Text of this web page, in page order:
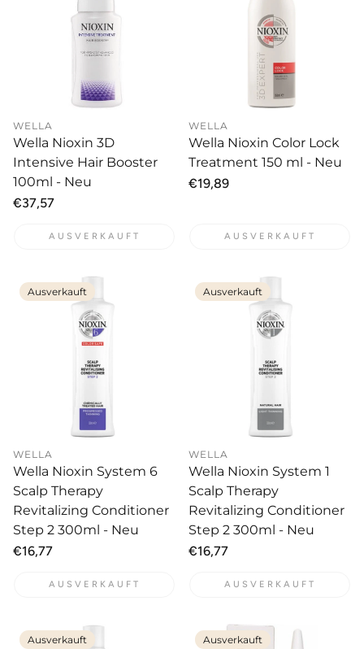
WELLA
Wella Nioxin 3D
Intensive Hair Booster
100ml - Neu
Normaler
€37,57
AUSVERKAUFT
WELLA
Wella Nioxin Color Lock
Treatment 150 ml - Neu
Normaler
€19,89
AUSVERKAUFT
Ausverkauft
WELLA
Wella Nioxin System 6
Scalp Therapy
Revitalizing Conditioner
Step 2 300ml - Neu
Normaler
€16,77
AUSVERKAUFT
Ausverkauft
WELLA
Wella Nioxin System 1
Scalp Therapy
Revitalizing Conditioner
Step 2 300ml - Neu
Normaler
€16,77
AUSVERKAUFT
Ausverkauft Ausverkauft